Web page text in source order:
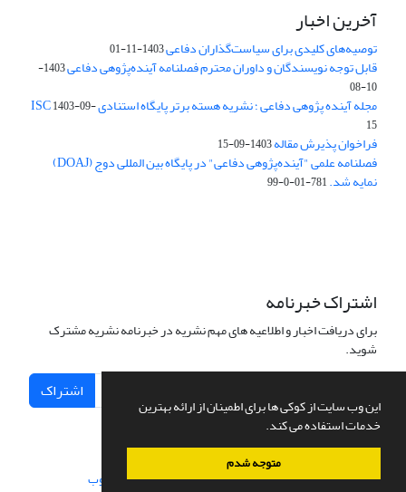
این وب سایت از کوکی ها برای اطمینان از ارائه بهترین
خدمات استفاده می کند.
متوجه شدم
آخرین اخبار
توصیه‌های کلیدی برای سیاست‌گذاران دفاعی1403-11-01
قابل توجه نویسندگان و داوران محترم فصلنامه آینده‌پژوهی دفاعی
1403-
10-08
مجله آینده پژوهی دفاعی ؛ نشریه هسته برتر پایگاه استنادی ISC1403-09-
15
فراخوان پذیرش مقاله1403-09-15
فصلنامه علمی "آینده‌پژوهی دفاعی" در پایگاه بین المللی دوج (DOAJ)
نمایه شد.781-01-0-99
اشتراک خبرنامه
برای دریافت اخبار و اطلاعیه های مهم نشریه در خبرنامه نشریه مشترک
شوید.
اشتراک
سامانه مدیریت نشریات علمی.طراحی و پیاده سازی از سیناوب